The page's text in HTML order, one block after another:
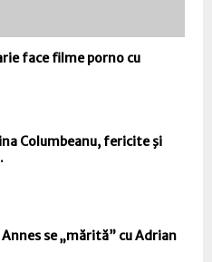
face filme porno cu
Columbeanu, fericite şi
se „mărită” cu Adrian